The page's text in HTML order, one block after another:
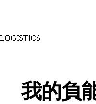
LOGISTICS」
我的負